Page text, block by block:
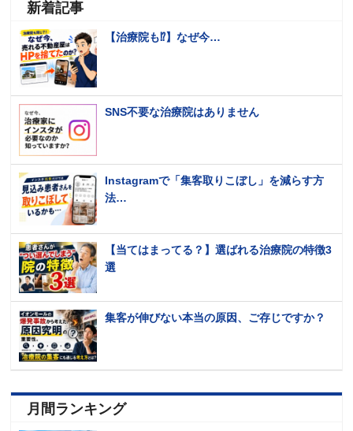
新着記事
【治療院も⁉️】なぜ今…
SNS不要な治療院はありません
Instagramで「集客取りこぼし」を減らす方
法…
【当てはまってる？】選ばれる治療院の特徴3
選
集客が伸びない本当の原因、ご存じですか？
月間ランキング